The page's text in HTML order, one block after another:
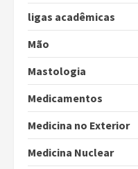
ligas acadêmicas
Mão
Mastologia
Medicamentos
Medicina no Exterior
Medicina Nuclear